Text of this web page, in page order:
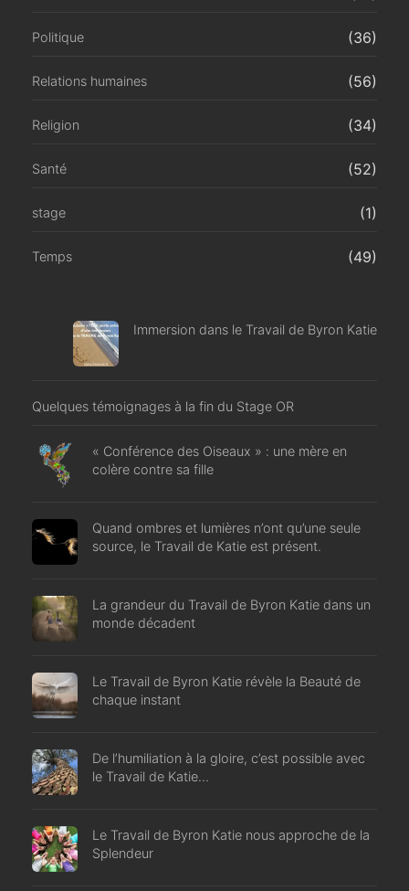
Politique (36)
Relations humaines (56)
Religion (34)
Santé (52)
stage (1)
Temps (49)
Immersion dans le Travail de Byron Katie
Quelques témoignages à la fin du Stage OR
« Conférence des Oiseaux » : une mère en
colère contre sa fille
Quand ombres et lumières n’ont qu’une seule
source, le Travail de Katie est présent.
La grandeur du Travail de Byron Katie dans un
monde décadent
Le Travail de Byron Katie révèle la Beauté de
chaque instant
De l’humiliation à la gloire, c’est possible avec
le Travail de Katie…
Le Travail de Byron Katie nous approche de la
Splendeur